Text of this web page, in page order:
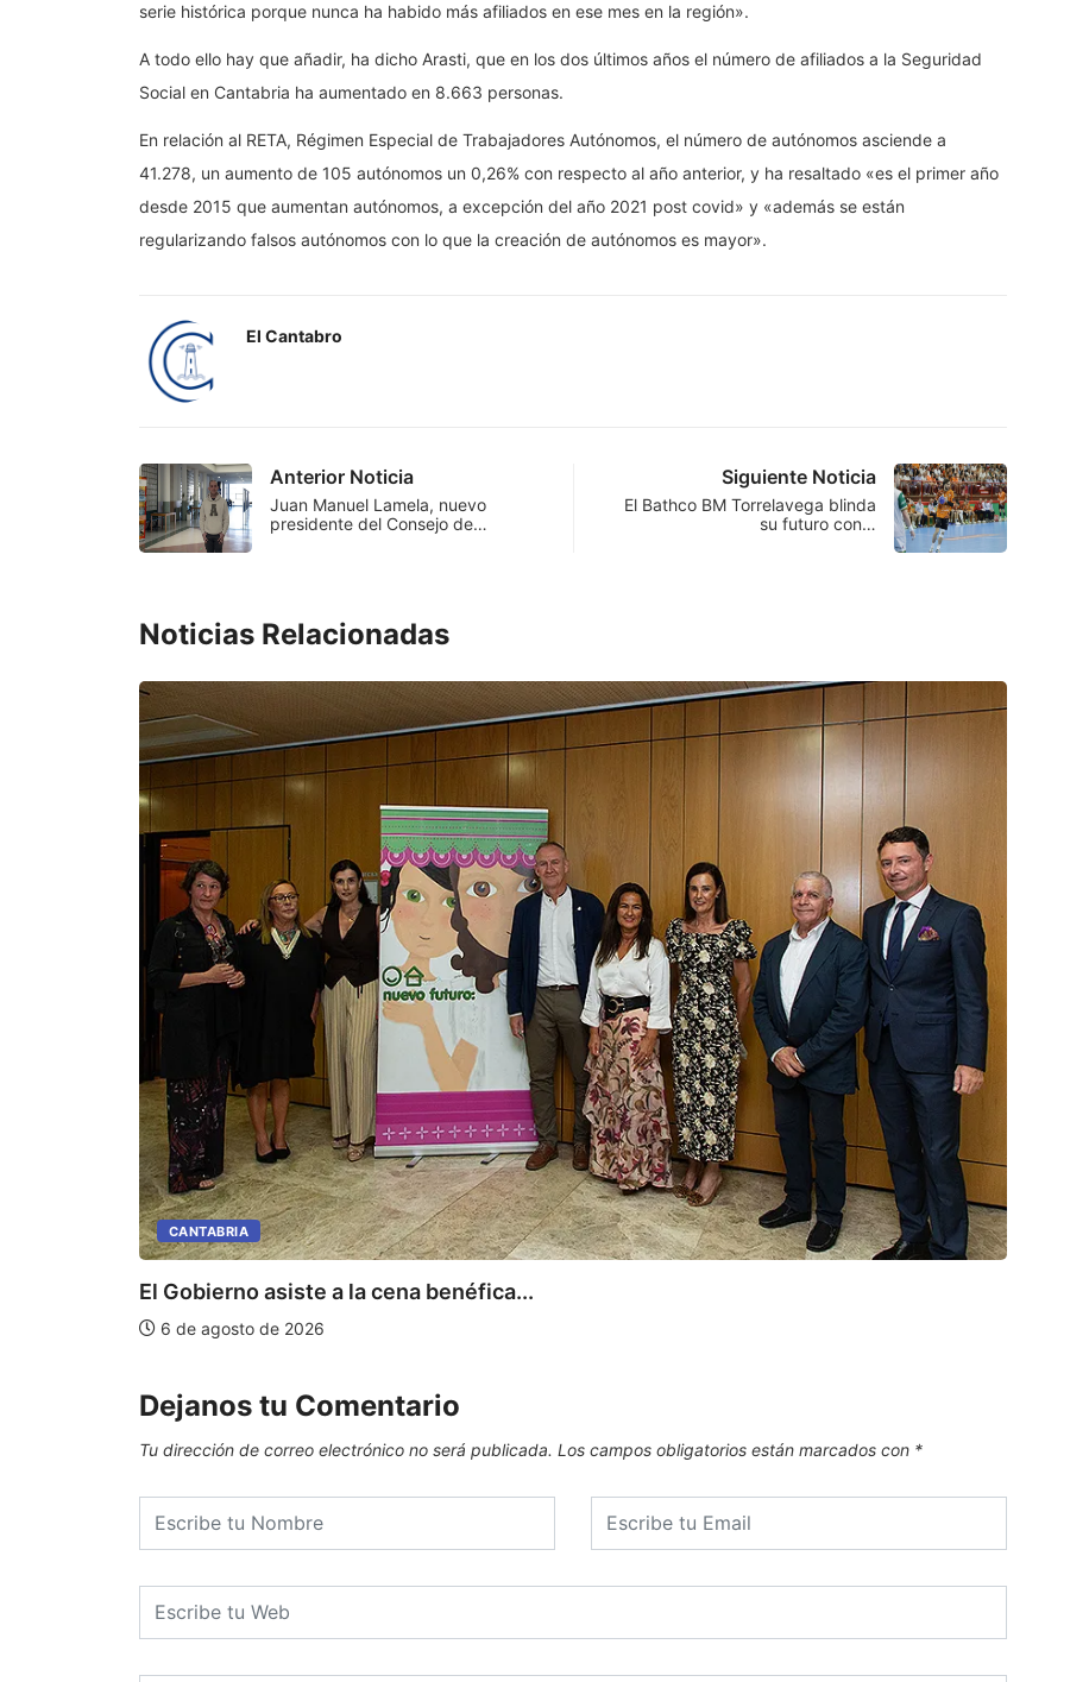
serie histórica porque nunca ha habido más afiliados en ese mes en la región».
A todo ello hay que añadir, ha dicho Arasti, que en los dos últimos años el número de afiliados a la Seguridad
Social en Cantabria ha aumentado en 8.663 personas.
En relación al RETA, Régimen Especial de Trabajadores Autónomos, el número de autónomos asciende a
41.278, un aumento de 105 autónomos un 0,26% con respecto al año anterior, y ha resaltado «es el primer año
desde 2015 que aumentan autónomos, a excepción del año 2021 post covid» y «además se están
regularizando falsos autónomos con lo que la creación de autónomos es mayor».
El Cantabro
Anterior Noticia
Juan Manuel Lamela, nuevo
presidente del Consejo de…
Siguiente Noticia
El Bathco BM Torrelavega blinda
su futuro con…
Noticias Relacionadas
CANTABRIA
El Gobierno asiste a la cena benéfica...
6 de agosto de 2026
Dejanos tu Comentario
Tu dirección de correo electrónico no será publicada. Los campos obligatorios están marcados con *